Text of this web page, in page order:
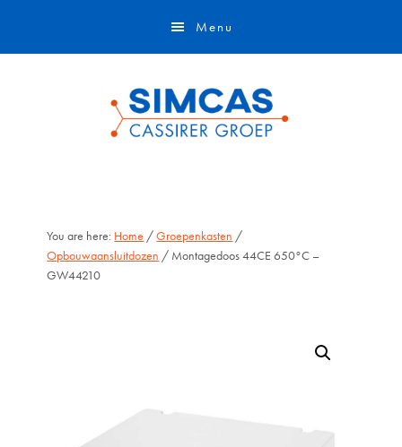
Menu
You are here: Home /Groepenkasten /
Opbouwaansluitdozen / Montagedoos 44CE 650°C –
GW44210